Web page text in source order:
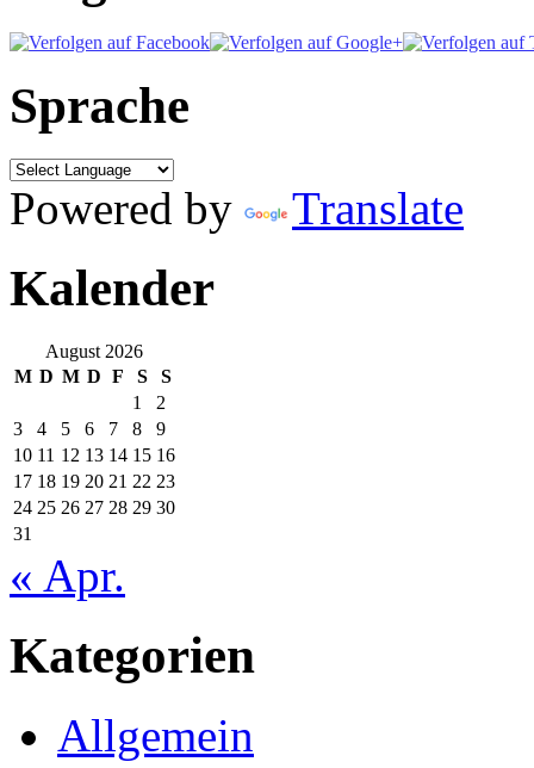
Sprache
Powered by Translate
Kalender
August 2026
M D M D F S
S
1
2
3
4 5 6 7 8
9
10 11 12 13 14 15 16
17 18 19 20 21 22 23
24 25 26 27 28 29 30
31
« Apr.
Kategorien
Allgemein